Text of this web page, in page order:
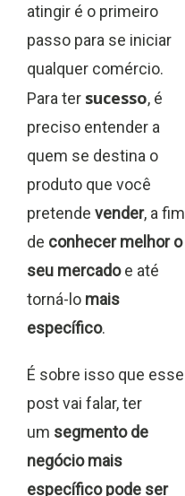
atingir é o primeiro
passo para se iniciar
qualquer comércio.
Para ter sucesso, é
preciso entender a
quem se destina o
produto que você
pretende vender, a fim
de conhecer melhor o
seu mercadoe até
torná-lo mais
específico.
É sobre isso que esse
post vai falar, ter
um segmento de
negócio mais
específico pode ser